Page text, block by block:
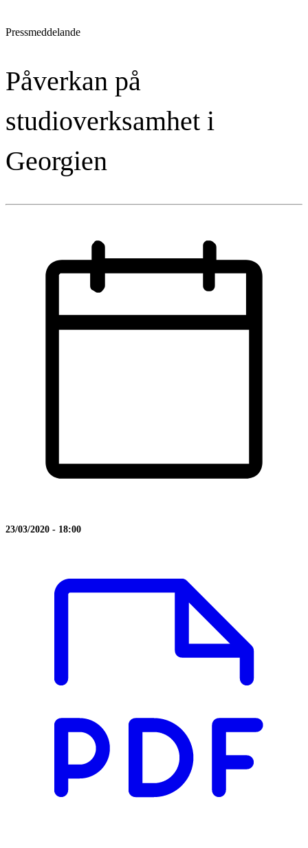
Pressmeddelande
Påverkan på
studioverksamhet i
Georgien
23/03/2020 - 18:00